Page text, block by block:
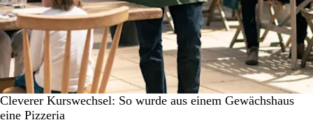
Cleverer Kurswechsel: So wurde aus einem Gewächshaus
eine Pizzeria